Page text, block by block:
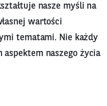
nasze myśli na
wartości
tematami. Nie każdy
naszego życia